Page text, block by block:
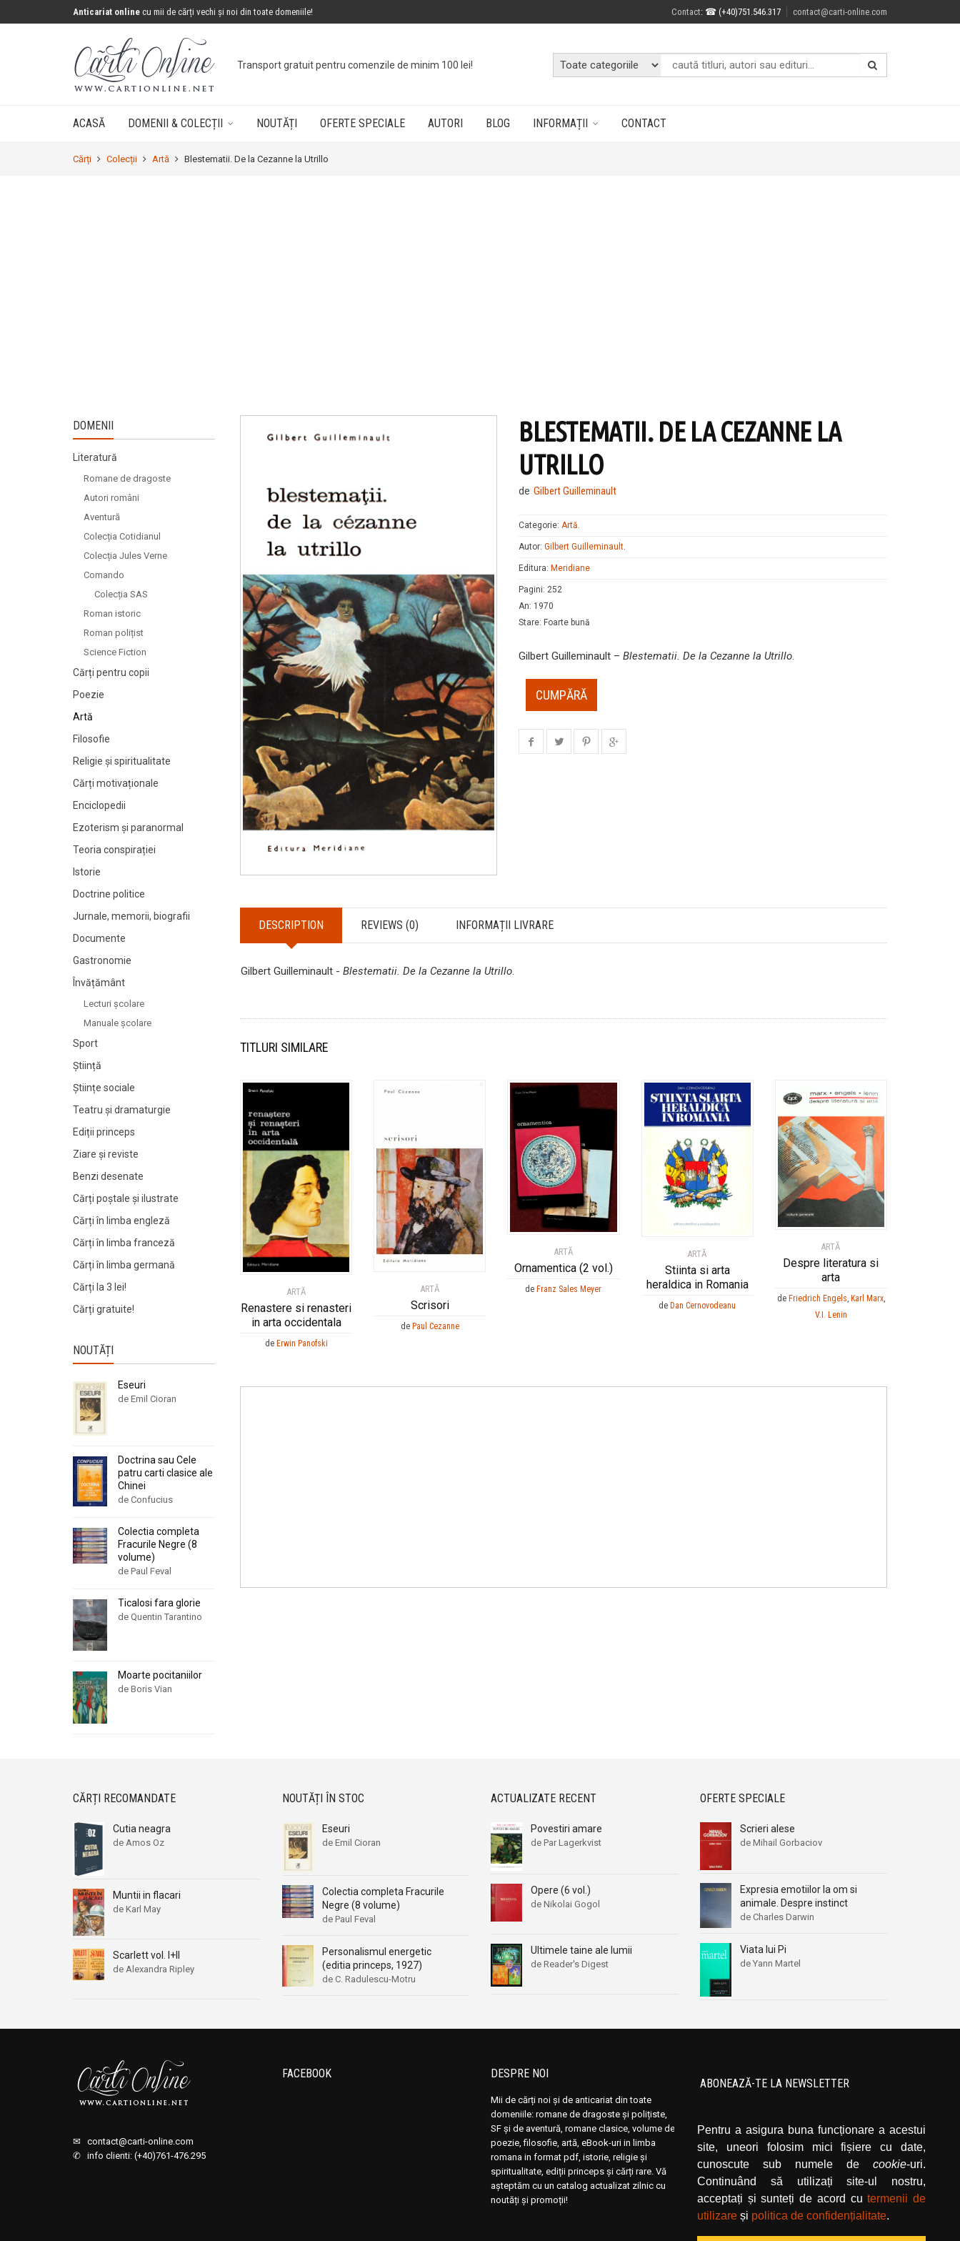
Pentru a asigura buna funcționare a acestui
site, uneori folosim mici fișiere cu date,
cunoscute sub numele de cookie-uri.
Continuând să utilizați site-ul nostru,
acceptați și sunteți de acord cutermenii de
utilizare și politica de confidențialitate.
Anticariat online cu mii de cărți vechi și noi din toate domeniile! Contact: ☎ (+40)751.546.317 contact@carti-online.com
Transport gratuit pentru comenzile de minim 100 lei!
ACASĂ DOMENII & COLECȚII NOUTĂȚI OFERTE SPECIALE AUTORI BLOG INFORMAȚII CONTACT
Cărți Colecții Artă Blestematii. De la Cezanne la Utrillo
BLESTEMATII. DE LA CEZANNE LA
UTRILLO
de Gilbert Guilleminault
Categorie: Artă.
Autor: Gilbert Guilleminault.
Editura: Meridiane
Pagini: 252
An: 1970
Stare: Foarte bună
Gilbert Guilleminault – Blestematii. De la Cezanne la Utrillo.
CUMPĂRĂ
DESCRIPTION REVIEWS (0) INFORMAȚII LIVRARE
Gilbert Guilleminault - Blestematii. De la Cezanne la Utrillo
TITLURI SIMILARE
ARTĂ
Renastere si renasteri
in arta occidentala
de Erwin Panofski
ARTĂ
Scrisori
de Paul Cezanne
ARTĂ
Ornamentica (2 vol.)
deFranz Sales Meyer
ARTĂ
Stiinta si arta
heraldica in Romania
deDan Cernovodeanu
ARTĂ
Despre literatura si
arta
de Friedrich Engels Karl Marx,
V.I. Lenin
DOMENII
Literatură
Romane de dragoste
Autori români
Aventură
Colecția Cotidianul
Colecția Jules Verne
Comando
Colecția SAS
Roman istoric
Roman polițist
Science Fiction
Cărți pentru copii
Poezie
Artă
Filosofie
Religie și spiritualitate
Cărți motivaționale
Enciclopedii
Ezoterism și paranormal
Teoria conspirației
Istorie
Doctrine politice
Jurnale, memorii, biografii
Documente
Gastronomie
Învățământ
Lecturi şcolare
Manuale şcolare
Sport
Știință
Științe sociale
Teatru și dramaturgie
Ediții princeps
Ziare şi reviste
Benzi desenate
Cărți poștale și ilustrate
Cărți în limba engleză
Cărți în limba franceză
Cărți în limba germană
Cărți la 3 lei!
Cărți gratuite!
NOUTĂȚI
Eseuri
de Emil Cioran
Doctrina sau Cele
patru carti clasice ale
Chinei
de Confucius
Colectia completa
Fracurile Negre (8
volume)
de Paul Feval
Ticalosi fara glorie
de Quentin Tarantino
Moarte pocitaniilor
de Boris Vian
CĂRȚI RECOMANDATE
Cutia neagra
de Amos Oz
Muntii in flacari
de Karl May
Scarlett vol. I+II
de Alexandra Ripley
NOUTĂȚI ÎN STOC
Eseuri
de Emil Cioran
Colectia completa Fracurile
Negre (8 volume)
de Paul Feval
Personalismul energetic
(editia princeps, 1927)
de C. Radulescu-Motru
ACTUALIZATE RECENT
Povestiri amare
de Par Lagerkvist
Opere (6 vol.)
de Nikolai Gogol
Ultimele taine ale lumii
de Reader's Digest
OFERTE SPECIALE
Scrieri alese
de Mihail Gorbaciov
Expresia emotiilor la om si
animale. Despre instinct
de Charles Darwin
Viata lui Pi
de Yann Martel
✉ contact@carti-online.com
✆ info clienti: (+40)761-476.295
FACEBOOK DESPRE NOI
Mii de cărți noi și de anticariat din toate
domeniile: romane de dragoste și polițiste,
SF și de aventură, romane clasice, volume de
poezie, filosofie, artă, eBook-uri in limba
romana in format pdf, istorie, religie și
spiritualitate, ediții princeps și cărți rare. Vă
așteptăm cu un catalog actualizat zilnic cu
noutăți și promoții!
ABONEAZĂ-TE LA NEWSLETTER
pe butonul de abonare.